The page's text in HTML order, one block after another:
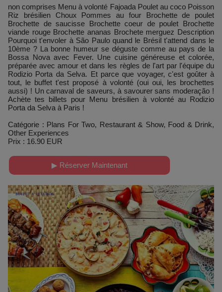
non comprises Menu à volonté Fajoada Poulet au coco Poisson
Riz brésilien Choux Pommes au four Brochette de poulet
Brochette de saucisse Brochette coeur de poulet Brochette
viande rouge Brochette ananas Brochete merguez Description
Pourquoi t'envoler à São Paulo quand le Brésil t'attend dans le
10ème ? La bonne humeur se déguste comme au pays de la
Bossa Nova avec Fever. Une cuisine généreuse et colorée,
préparée avec amour et dans les règles de l'art par l'équipe du
Rodizio Porta da Selva. Et parce que voyager, c'est goûter à
tout, le buffet t'est proposé à volonté (oui oui, les brochettes
aussi) ! Un carnaval de saveurs, à savourer sans moderação !
Achète tes billets pour Menu brésilien à volonté au Rodizio
Porta da Selva à Paris !
Catégorie : Plans For Two, Restaurant & Show, Food & Drink,
Other Experiences
Prix : 16.90 EUR
▶ Réserver Maintenant